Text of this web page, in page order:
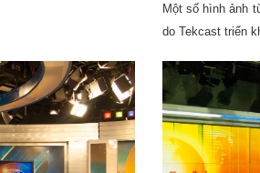
Một số hình ảnh
do Tekcast triển